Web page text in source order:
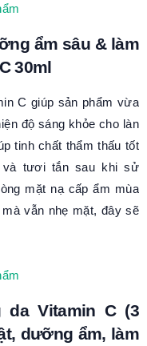
ẩm sâu & làm
30ml
C giúp sản phẩm vừa
độ sáng khỏe cho làn
tinh chất thẩm thấu tốt
và tươi tắn sau khi sử
mặt nạ cấp ẩm mùa
vẫn nhẹ mặt, đây sẽ
da Vitamin C (3
dưỡng ẩm, làm